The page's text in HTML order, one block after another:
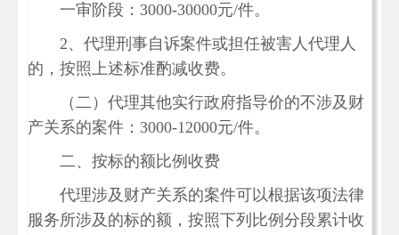
一审阶段：3000-30000元/件。
2、代理刑事自诉案件或担任被害人代理人
的，按照上述标准酌减收费。
（二）代理其他实行政府指导价的不涉及财
产关系的案件：3000-12000元/件。
二、按标的额比例收费
代理涉及财产关系的案件可以根据该项法律
服务所涉及的标的额，按照下列比例分段累计收